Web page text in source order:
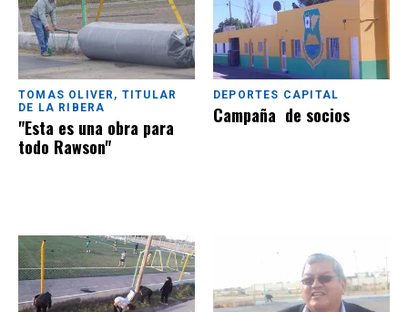
TOMAS OLIVER, TITULAR
DE LA RIBERA
"Esta es una obra para
todo Rawson"
DEPORTES CAPITAL
Campaña de socios